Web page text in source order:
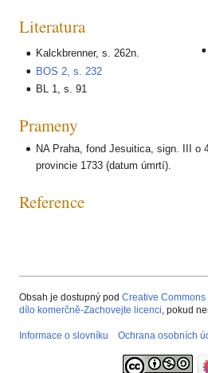
Literatura
Kalckbrenner, s. 262n.
BOS 2, s. 232
BL 1, s. 91
Prameny
NA Praha, fond Jesuitica, sign. III o
provincie 1733 (datum úmrtí).
Reference
Obsah je dostupný pod Creative
dílo komerčně-Zachovejte licenci, pokud
Informace o slovníku Ochrana osobních